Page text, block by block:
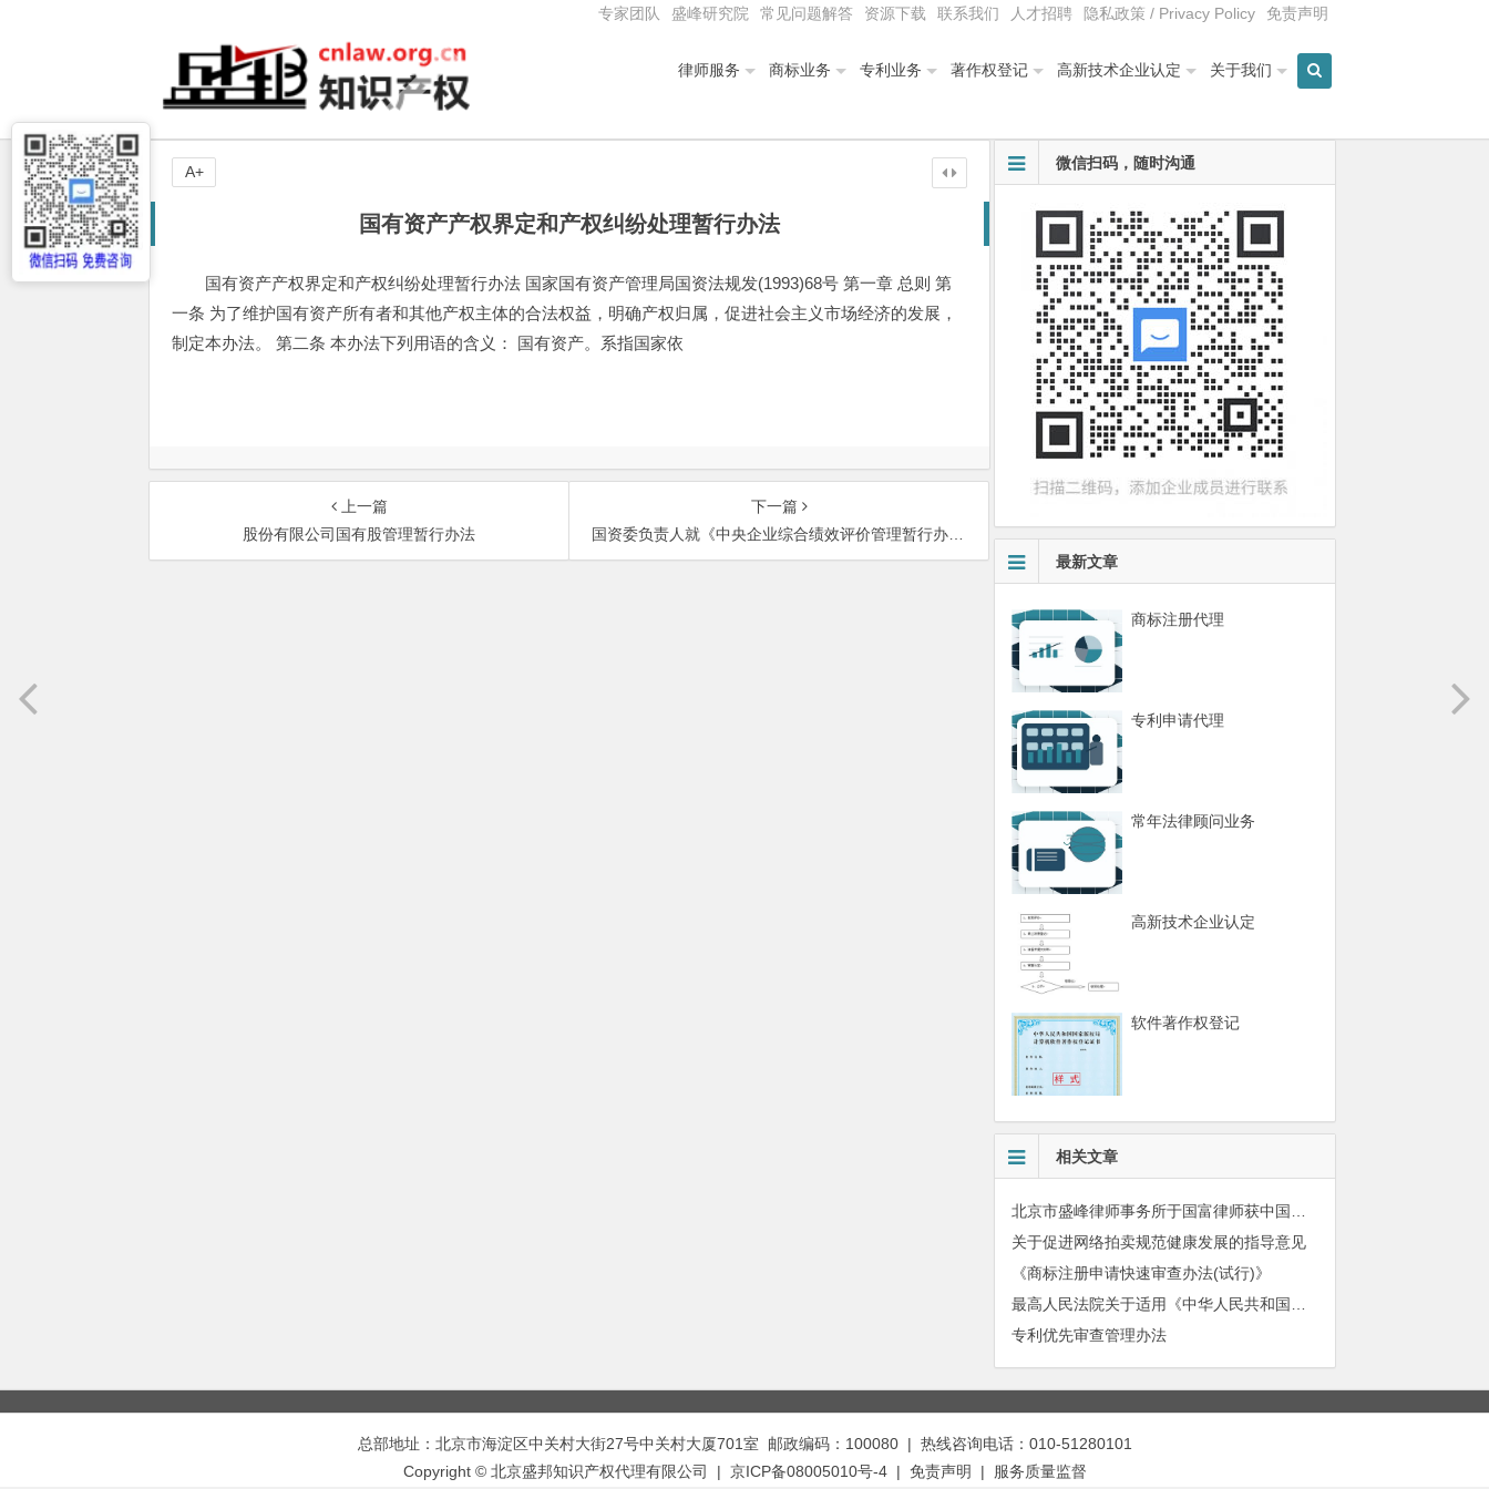
专家团队 盛峰研究院 常见问题解答 资源下载 联系我们 人才招聘 隐私政策 / Privacy Policy 免责声明
律师服务 商标业务 专利业务 著作权登记 高新技术企业认定 关于我们
国有资产产权界定和产权纠纷处理暂行办法
国有资产产权界定和产权纠纷处理暂行办法 国家国有资产管理局国资法规发(1993)68号 第一章 总则 第
一条 为了维护国有资产所有者和其他产权主体的合法权益，明确产权归属，促进社会主义市场经济的发展，
制定本办法。 第二条 本办法下列用语的含义： 国有资产。系指国家依
A+
上一篇
股份有限公司国有股管理暂行办法
下一篇
国资委负责人就《中央企业综合绩效评价管理暂行办法》答记者问
微信扫码，随时沟通
最新文章
商标注册代理
专利申请代理
常年法律顾问业务
高新技术企业认定
软件著作权登记
相关文章
关于促进网络拍卖规范健康发展的指导意见
《商标注册申请快速审查办法(试行)》
专利优先审查管理办法
总部地址：北京市海淀区中关村大街27号中关村大厦701室 邮政编码：100080 | 热线咨询电话：010-51280101
Copyright © 北京盛邦知识产权代理有限公司 | 京ICP备08005010号-4 | 免责声明 | 服务质量监督